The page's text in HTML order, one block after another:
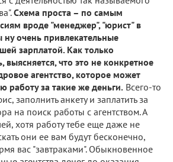
Схема проста – по самым
вроде "менеджер", "юрист" в
ну очень привлекательные
зарплатой. Как только
выясняется, что это не конкретное
агентство, которое может
работу за такие же деньги. Всего-то
заполнить анкету и заплатить за
на поиск работы с агентством. А
хотя работу тебе еще даже не
они ее вам будут бесконечно,
вас "завтраками". Обыкновенное